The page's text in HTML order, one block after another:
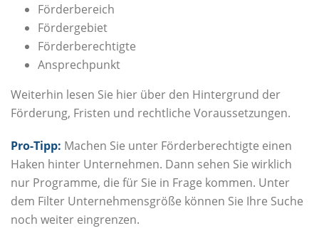
Förderbereich
Fördergebiet
Förderberechtigte
Ansprechpunkt
Weiterhin lesen Sie hier über den Hintergrund der
Förderung, Fristen und rechtliche Voraussetzungen.
Pro-Tipp: Machen Sie unter Förderberechtigte einen
Haken hinter Unternehmen. Dann sehen Sie wirklich
nur Programme, die für Sie in Frage kommen. Unter
dem Filter Unternehmensgröße können Sie Ihre Suche
noch weiter eingrenzen.